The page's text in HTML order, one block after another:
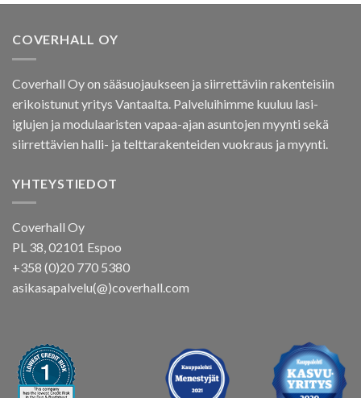
COVERHALL OY
Coverhall Oy on sääsuojaukseen ja siirrettäviin rakenteisiin
erikoistunut yritys Vantaalta. Palveluihimme kuuluu lasi-
iglujen ja modulaaristen vapaa-ajan asuntojen myynti sekä
siirrettävien halli- ja telttarakenteiden vuokraus ja myynti.
YHTEYSTIEDOT
Coverhall Oy
PL 38, 02101 Espoo
+358 (0)20 770 5380
asikasapalvelu(@)coverhall.com